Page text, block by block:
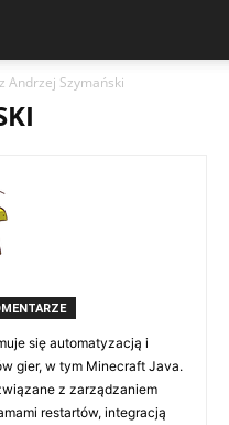
Andrzej Szymański
się automatyzacją i
gier, w tym Minecraft Java.
z zarządzaniem
restartów, integracją